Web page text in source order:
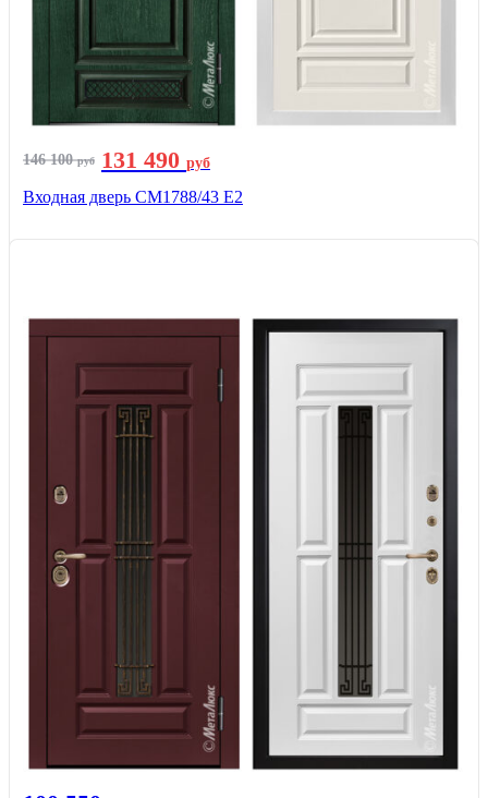
146 100руб 131 490 руб
Входная дверь СМ1788/43 E2